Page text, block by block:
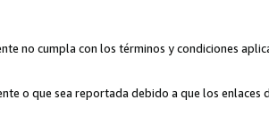
no cumpla con los términos y condiciones
o que sea reportada debido a que los enlaces